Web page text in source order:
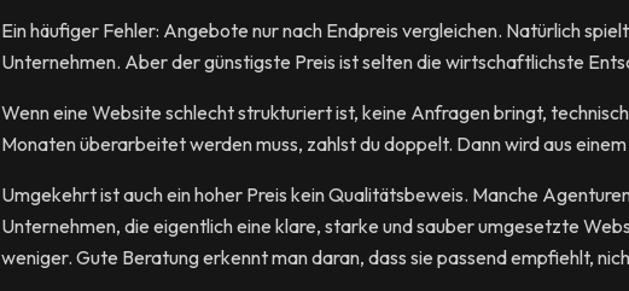
Ein häufiger Fehler: Angebote nur nach Endpreis vergleichen. Natürlich
Unternehmen. Aber der günstigste Preis ist selten die wirtschaftlichste
Wenn eine Website schlecht strukturiert ist, keine Anfragen bringt,
Monaten überarbeitet werden muss, zahlst du doppelt. Dann wird aus
Umgekehrt ist auch ein hoher Preis kein Qualitätsbeweis. Manche
Unternehmen, die eigentlich eine klare, starke und sauber umgesetzte
weniger. Gute Beratung erkennt man daran, dass sie passend empfiehlt,